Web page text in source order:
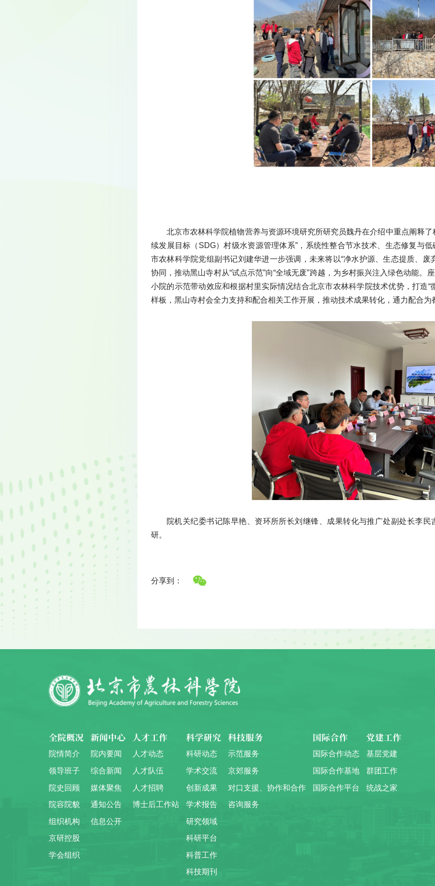
北京市农林科学院植物营养与资源环境研究所研究员魏丹在介绍中重点阐释
续发展目标（SDG）村级水资源管理体系”，系统性整合节水技术、生态修复与
市农林科学院党组副书记刘建华进一步强调，未来将以“净水护源、生态提质、废
协同，推动黑山寺村从“试点示范”向“全域无废”跨越，为乡村振兴注入绿色动能。
小院的示范带动效应和根据村里实际情况结合北京市农林科学院技术优势，打造“
样板，黑山寺村会全力支持和配合相关工作开展，推动技术成果转化，通力配合为
院机关纪委书记陈早艳、资环所所长刘继锋、成果转化与推广处副处长李
研。
分享到：
全院概况
院情简介
领导班子
院史回顾
院容院貌
组织机构
京研控股
学会组织
新闻中心
院内要闻
综合新闻
媒体聚焦
通知公告
信息公开
人才工作
人才动态
人才队伍
人才招聘
博士后工作站
科学研究
科研动态
学术交流
创新成果
学术报告
研究领域
科研平台
科普工作
科技期刊
科技服务
示范服务
京郊服务
对口支援、协作和合作
咨询服务
国际合作
国际合作动态
国际合作基地
国际合作平台
党建工作
基层党建
群团工作
统战之家